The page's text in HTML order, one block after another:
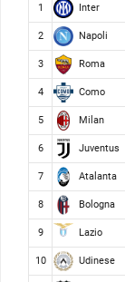
1 Inter
2 Napoli
3 Roma
4 Como
5 Milan
6 Juventus
7 Atalanta
8 Bologna
9 Lazio
10 Udinese